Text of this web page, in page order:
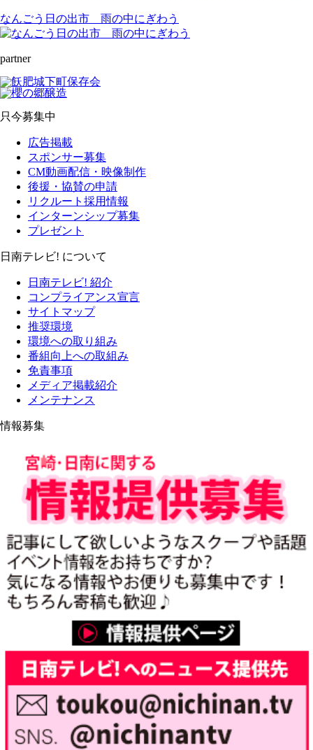
なんごう日の出市 雨の中にぎわう
partner
只今募集中
広告掲載
スポンサー募集
CM動画配信・映像制作
後援・協賛の申請
リクルート採用情報
インターンシップ募集
プレゼント
日南テレビ! について
日南テレビ! 紹介
コンプライアンス宣言
サイトマップ
推奨環境
環境への取り組み
番組向上への取組み
免責事項
メディア掲載紹介
メンテナンス
情報募集